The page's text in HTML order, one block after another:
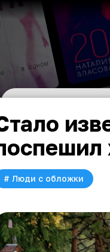
# Люди с обложки